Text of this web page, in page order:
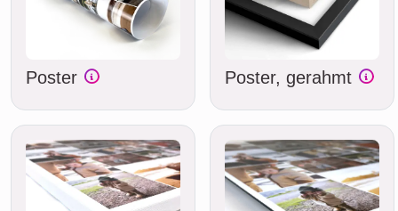
Poster Poster, gerahmt